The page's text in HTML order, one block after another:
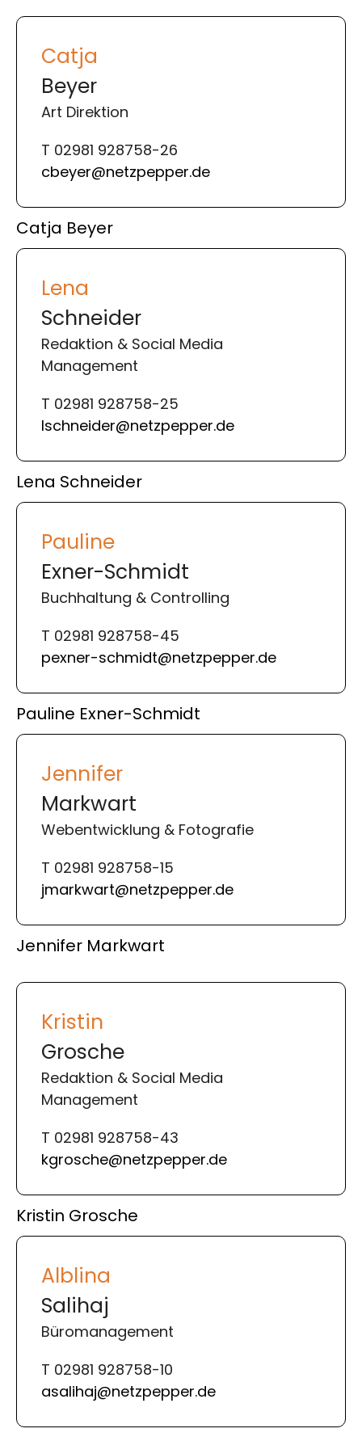
Catja
Beyer
Art Direktion
T 02981 928758-26
cbeyer@netzpepper.de
Catja Beyer
Lena
Schneider
Redaktion & Social Media
Management
T 02981 928758-25
lschneider@netzpepper.de
Lena Schneider
Pauline
Exner-Schmidt
Buchhaltung & Controlling
T 02981 928758-45
pexner-schmidt@netzpepper.de
Pauline Exner-Schmidt
Jennifer
Markwart
Webentwicklung & Fotografie
T 02981 928758-15
jmarkwart@netzpepper.de
Jennifer Markwart
Kristin
Grosche
Redaktion & Social Media
Management
T 02981 928758-43
kgrosche@netzpepper.de
Kristin Grosche
Alblina
Salihaj
Büromanagement
T 02981 928758-10
asalihaj@netzpepper.de